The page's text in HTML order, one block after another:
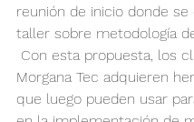
reunión de inicio donde se
taller sobre metodología
Morgana Tec adquieren
que luego pueden usar